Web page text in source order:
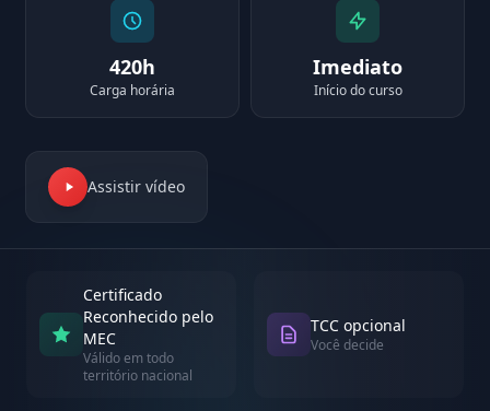
420h
Carga horária
Imediato
Início do curso
Assistir vídeo
Certificado
Reconhecido pelo
MEC
Válido em todo
território nacional
TCC opcional
Você decide